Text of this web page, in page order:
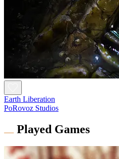
Earth Liberation
PoRovoz Studios
Played Games